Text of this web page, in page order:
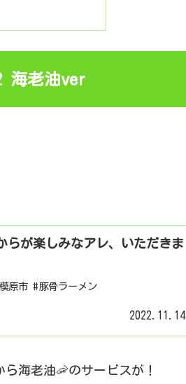
海老油ver
らが楽しみなアレ、いただきま
原市 #豚骨ラーメン
2022.11.14
海老油🦐のサービスが！